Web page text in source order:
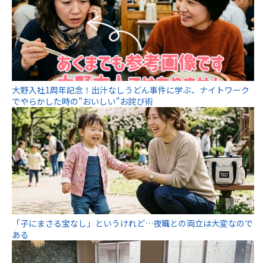
大野入社1周年記念！出汁なしうどん事件に学ぶ、ナイトワーク
でやらかした時の”おいしい”お詫び術
「子にまさる宝なし」というけれど…夜職との両立は大変なので
ある